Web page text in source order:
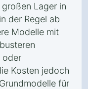
Lager in
der Regel ab
Modelle mit
oder
Kosten jedoch
für